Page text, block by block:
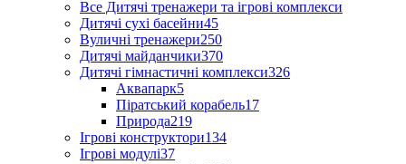
Все Дитячі тренажери та ігрові комплекси
Дитячі сухі басейни45
Вуличні тренажери250
Дитячі майданчики370
Дитячі гімнастичні комплекси326
Аквапарк5
Піратський корабель17
Природа219
Ігрові конструктори134
Ігрові модулі37